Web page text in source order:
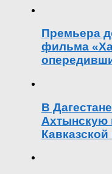
Премьера
фильма
В
Ахтынскую